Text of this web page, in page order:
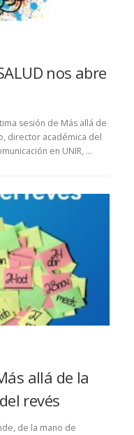
nos abre
sesión de Más allá de
director académica del
en UNIR, …
allá de la
revés
de la mano de